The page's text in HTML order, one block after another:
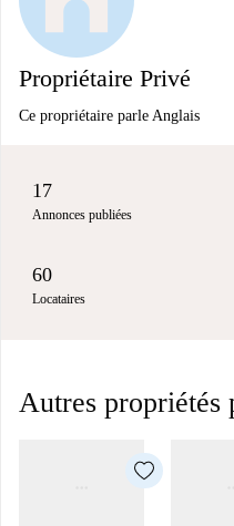
Propriétaire Privé
Ce propriétaire parle Anglais
17
Annonces publiées
60
Locataires
Autres propriétés